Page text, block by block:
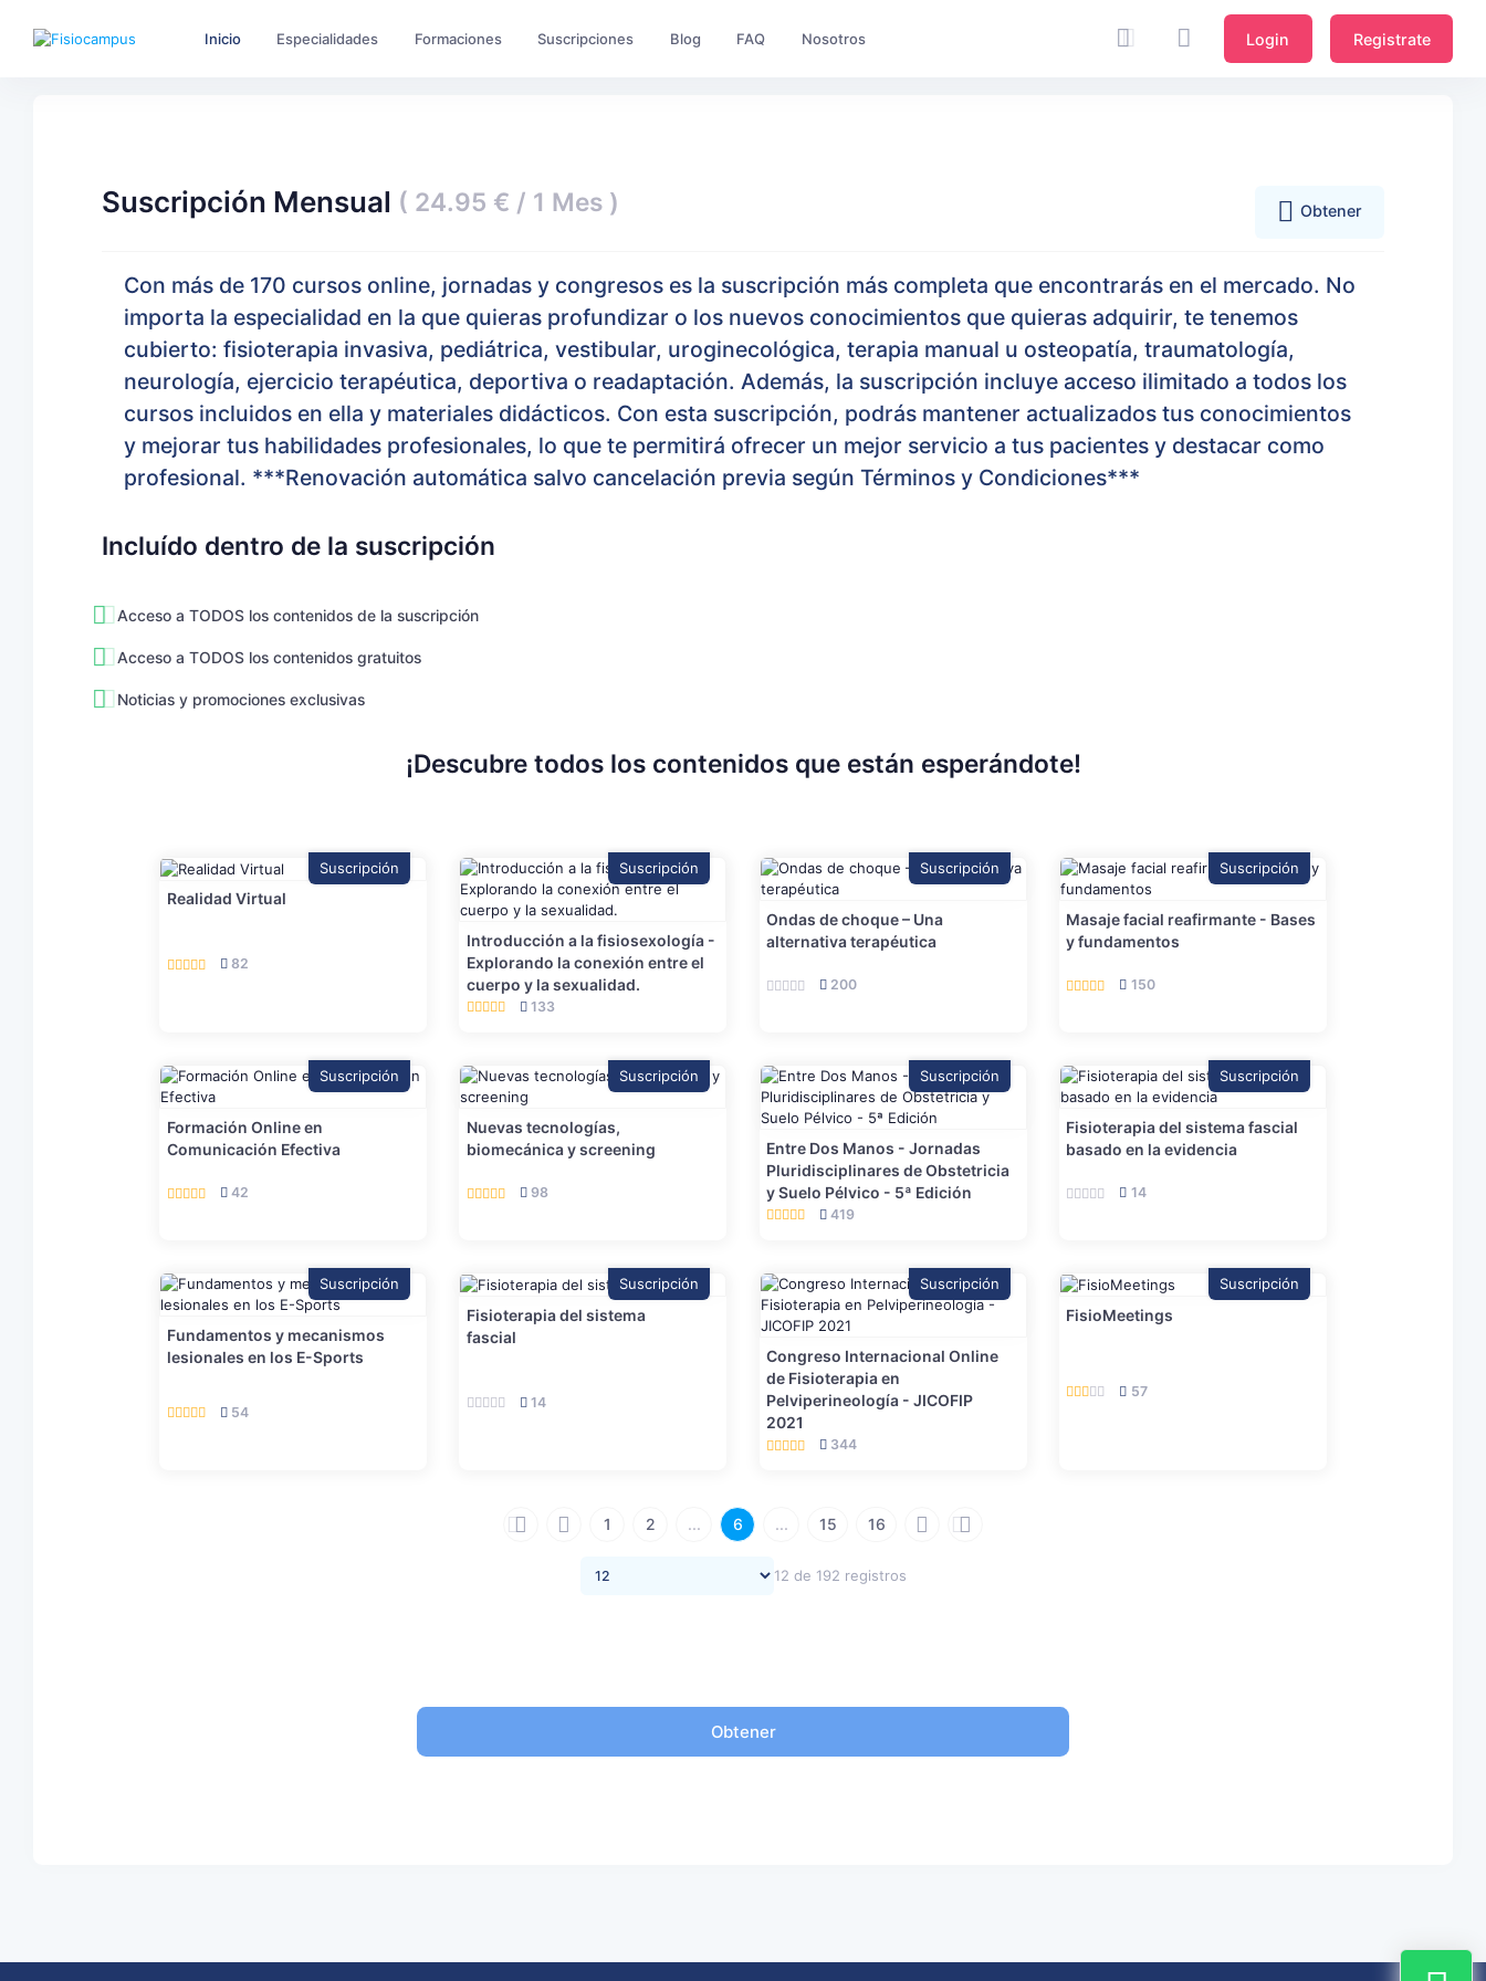
Inicio Especialidades Formaciones Suscripciones Blog FAQ Nosotros Login Registrate
Suscripción Mensual ( 24.95 € / 1 Mes ) Obtener
Con más de 170 cursos online, jornadas y congresos es la suscripción más completa que encontrarás en el mercado. No
importa la especialidad en la que quieras profundizar o los nuevos conocimientos que quieras adquirir, te tenemos
cubierto: fisioterapia invasiva, pediátrica, vestibular, uroginecológica, terapia manual u osteopatía, traumatología,
neurología, ejercicio terapéutica, deportiva o readaptación. Además, la suscripción incluye acceso ilimitado a todos los
cursos incluidos en ella y materiales didácticos. Con esta suscripción, podrás mantener actualizados tus conocimientos
y mejorar tus habilidades profesionales, lo que te permitirá ofrecer un mejor servicio a tus pacientes y destacar como
profesional. ***Renovación automática salvo cancelación previa según Términos y Condiciones***
Incluído dentro de la suscripción
Acceso a TODOS los contenidos de la suscripción
Acceso a TODOS los contenidos gratuitos
Noticias y promociones exclusivas
¡Descubre todos los contenidos que están esperándote!
Suscripción
Realidad Virtual
82
Suscripción
Introducción a la fisiosexología -
Explorando la conexión entre el
cuerpo y la sexualidad.
133
Suscripción
Ondas de choque – Una
alternativa terapéutica
200
Suscripción
Masaje facial reafirmante - Bases
y fundamentos
150
Suscripción
Formación Online en
Comunicación Efectiva
42
Suscripción
Nuevas tecnologías,
biomecánica y screening
98
Suscripción
Entre Dos Manos - Jornadas
Pluridisciplinares de Obstetricia
y Suelo Pélvico - 5ª Edición
419
Suscripción
Fisioterapia del sistema fascial
basado en la evidencia
14
Suscripción
Fundamentos y mecanismos
lesionales en los E-Sports
54
Suscripción
Fisioterapia del sistema
fascial
14
Suscripción
Congreso Internacional Online
de Fisioterapia en
Pelviperineología - JICOFIP
2021
344
Suscripción
FisioMeetings
57
1 2 ... 6 ... 15 16
12 de 192 registros
Obtener